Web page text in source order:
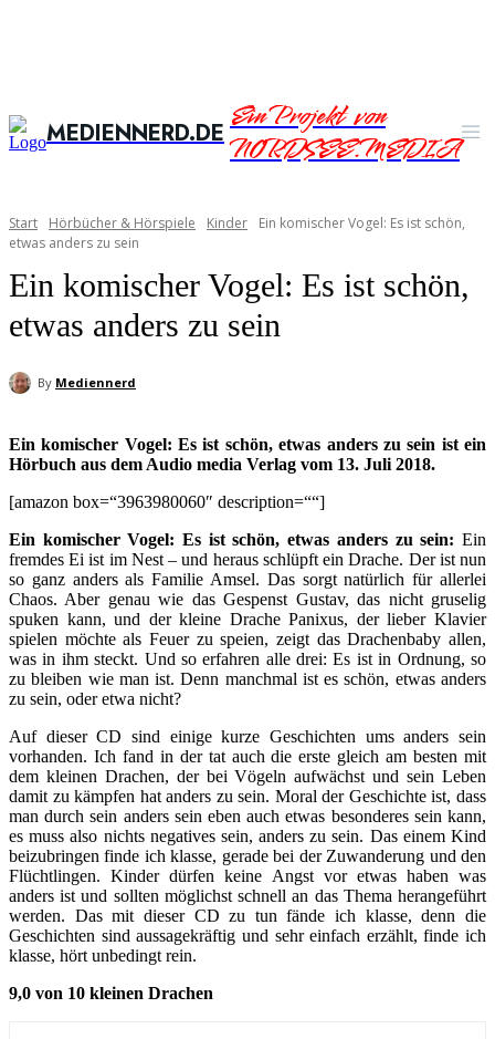
MEDIENNERD.DEEin Projekt von
NORDSEE.MEDIA
Start Hörbücher & Hörspiele Kinder
Ein komischer Vogel: Es ist schön,
etwas anders zu sein
Ein komischer Vogel: Es ist schön,
etwas anders zu sein
By Mediennerd
Ein komischer Vogel: Es ist schön, etwas anders zu sein ist ein
Hörbuch aus dem Audio media Verlag vom 13. Juli 2018.
[amazon box=“3963980060″ description=““]
Ein komischer Vogel: Es ist schön, etwas anders zu sein: Ein
fremdes Ei ist im Nest – und heraus schlüpft ein Drache. Der ist nun
so ganz anders als Familie Amsel. Das sorgt natürlich für allerlei
Chaos. Aber genau wie das Gespenst Gustav, das nicht gruselig
spuken kann, und der kleine Drache Panixus, der lieber Klavier
spielen möchte als Feuer zu speien, zeigt das Drachenbaby allen,
was in ihm steckt. Und so erfahren alle drei: Es ist in Ordnung, so
zu bleiben wie man ist. Denn manchmal ist es schön, etwas anders
zu sein, oder etwa nicht?
Auf dieser CD sind einige kurze Geschichten ums anders sein
vorhanden. Ich fand in der tat auch die erste gleich am besten mit
dem kleinen Drachen, der bei Vögeln aufwächst und sein Leben
damit zu kämpfen hat anders zu sein. Moral der Geschichte ist, dass
man durch sein anders sein eben auch etwas besonderes sein kann,
es muss also nichts negatives sein, anders zu sein. Das einem Kind
beizubringen finde ich klasse, gerade bei der Zuwanderung und den
Flüchtlingen. Kinder dürfen keine Angst vor etwas haben was
anders ist und sollten möglichst schnell an das Thema herangeführt
werden. Das mit dieser CD zu tun fände ich klasse, denn die
Geschichten sind aussagekräftig und sehr einfach erzählt, finde ich
klasse, hört unbedingt rein.
9,0 von 10 kleinen Drachen